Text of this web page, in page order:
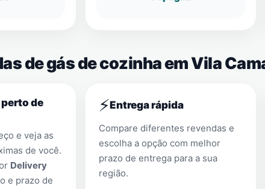
de gás de cozinha em Vila
de
e veja as
de você.
Delivery
e prazo de
⚡Entrega rápida
Compare diferentes revendas e
escolha a opção com melhor
prazo de entrega para a sua
região.